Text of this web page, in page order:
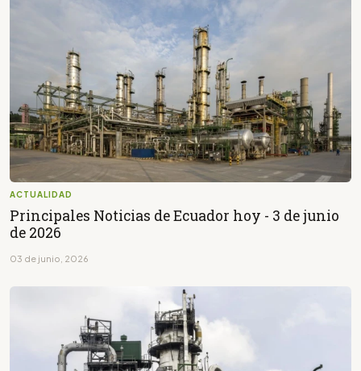
ACTUALIDAD
Principales Noticias de Ecuador hoy - 3 de junio
de 2026
03 de junio, 2026